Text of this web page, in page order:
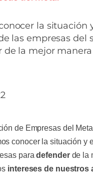
la situación
las empresas del
de la mejor
de Empresas del
conocer la situación y
paradefenderde la
intereses de nuestros